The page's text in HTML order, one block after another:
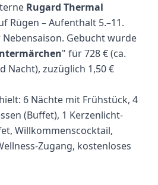
Rugard Thermal
Rügen – Aufenthalt 5.–11.
Gebucht wurde
" für 728 € (ca.
Nacht), zuzüglich 1,50 €
6 Nächte mit Frühstück, 4
(Buffet), 1 Kerzenlicht-
Willkommenscocktail,
Zugang, kostenloses